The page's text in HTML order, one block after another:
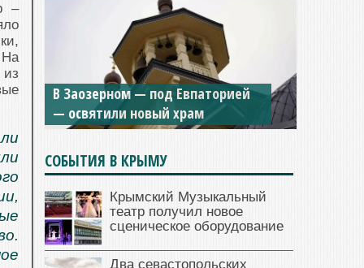
–
На
Мужской монастырь Косьмы и
Дамиана в Крыму вновь открыт
для посещения
СОБЫТИЯ В КРЫМУ
Крымский Музыкальный
театр получил новое
сценическое оборудование
Два севастопольских